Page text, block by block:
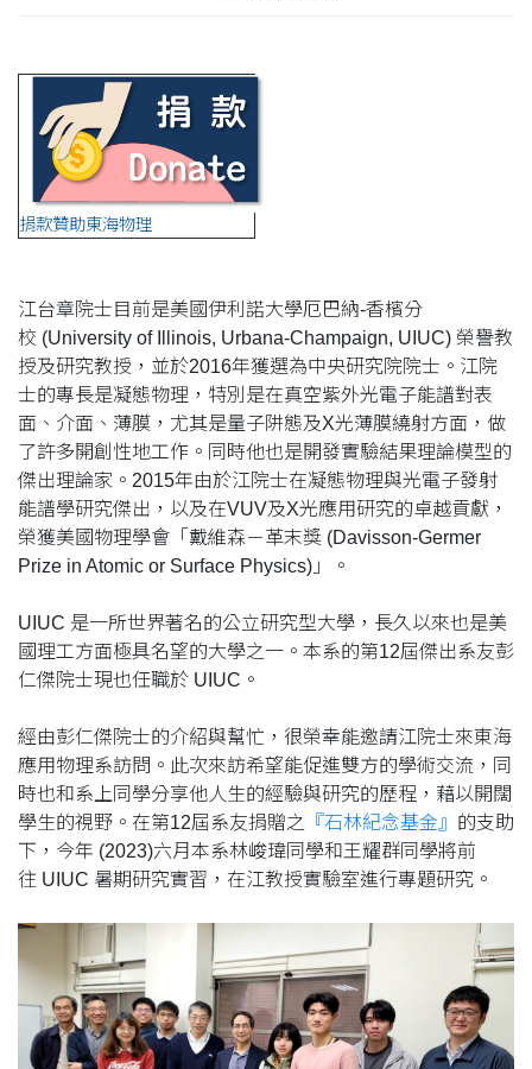
捐款贊助東海物理
江台章院士目前是美國伊利諾大學厄巴納-香檳分
校 (University of Illinois, Urbana-Champaign, UIUC) 榮譽教
授及研究教授，並於2016年獲選為中央研究院院士。江院
士的專長是凝態物理，特別是在真空紫外光電子能譜對表
面、介面、薄膜，尤其是量子阱態及X光薄膜繞射方面，做
了許多開創性地工作。同時他也是開發實驗結果理論模型的
傑出理論家。2015年由於江院士在凝態物理與光電子發射
能譜學研究傑出，以及在VUV及X光應用研究的卓越貢獻，
榮獲美國物理學會「戴維森－革末獎 (Davisson-Germer
Prize in Atomic or Surface Physics)」。
UIUC 是一所世界著名的公立研究型大學，長久以來也是美
國理工方面極具名望的大學之一。本系的第12屆傑出系友彭
仁傑院士現也任職於 UIUC。
經由彭仁傑院士的介紹與幫忙，很榮幸能邀請江院士來東海
應用物理系訪問。此次來訪希望能促進雙方的學術交流，同
時也和系上同學分享他人生的經驗與研究的歷程，藉以開闊
學生的視野。在第12屆系友捐贈之
『石林紀念基金』 的支助
下，今年 (2023)六月本系林峻瑋同學和王耀群同學將前
往 UIUC 暑期研究實習，在江教授實驗室進行專題研究。